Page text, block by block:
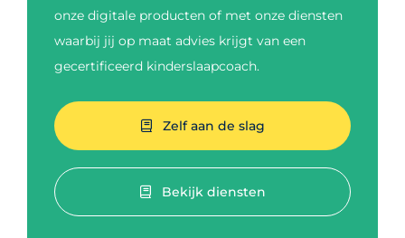
onze digitale producten of met onze diensten
waarbij jij op maat advies krijgt van een
gecertificeerd kinderslaapcoach.
Zelf aan de slag
Bekijk diensten